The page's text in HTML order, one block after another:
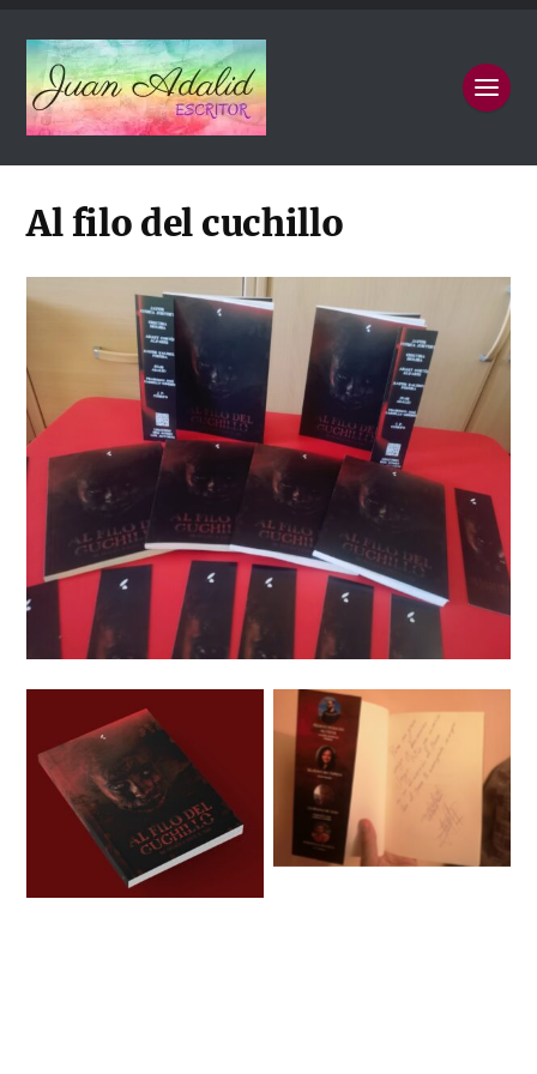
Al filo del cuchillo